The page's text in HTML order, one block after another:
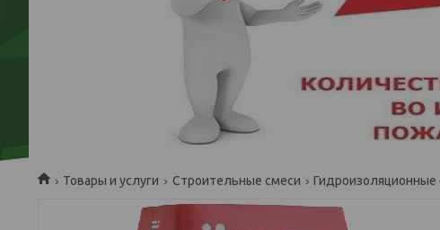
Товары и услуги Строительные смеси Гидроизоляционные